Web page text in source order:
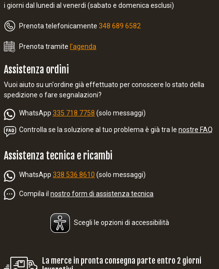
i giorni dal lunedi al venerdi (sabato e domenica esclusi)
Prenota telefonicamente 348 689 6582
Prenota tramite l’agenda
Assistenza ordini
Vuoi aiuto su un'ordine già effettuato per conoscere lo stato della
spedizione o fare segnalazioni?
WhatsApp 335 718 7758 (solo messaggi)
Controlla se la soluzione al tuo problema è già tra le nostre FAQ
Assistenza tecnica e ricambi
WhatsApp 338 536 8610 (solo messaggi)
Compila il nostro form di assistenza tecnica
Scegli le opzioni di accessibilità
La merce in pronta consegna parte entro 2 giorni